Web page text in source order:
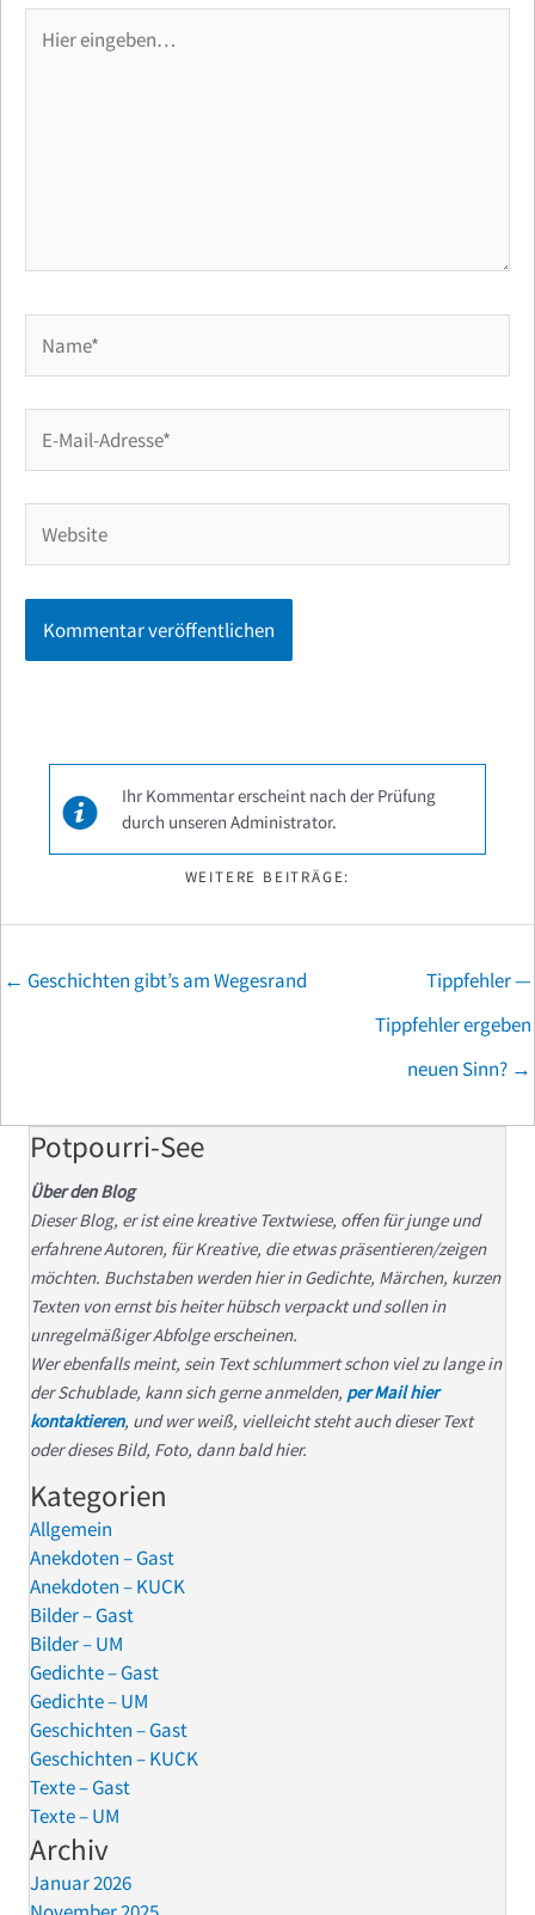
eingeben…
Mail-
Adresse*
Ihr Kommentar erscheint nach der Prüfung
durch unseren Administrator.
WEITERE BEITRÄGE:
Posts
← Geschichten gibt’s am Wegesrand
Tippfehler —
Tippfehler ergeben
neuen Sinn? →
Potpourri-See
Über den Blog
Dieser Blog, er ist eine kreative Textwiese, offen für junge und
erfahrene Autoren, für Kreative, die etwas präsentieren/zeigen
möchten. Buchstaben werden hier in Gedichte, Märchen, kurzen
Texten von ernst bis heiter hübsch verpackt und sollen in
unregelmäßiger Abfolge erscheinen.
Wer ebenfalls meint, sein Text schlummert schon viel zu lange in
der Schublade, kann sich gerne anmelden, per Mail hier
kontaktieren, und wer weiß, vielleicht steht auch dieser Text
oder dieses Bild, Foto, dann bald hier.
Kategorien
Allgemein
Anekdoten – Gast
Anekdoten – KUCK
Bilder – Gast
Bilder – UM
Gedichte – Gast
Gedichte – UM
Geschichten – Gast
Geschichten – KUCK
Texte – Gast
Texte – UM
Archiv
Januar 2026